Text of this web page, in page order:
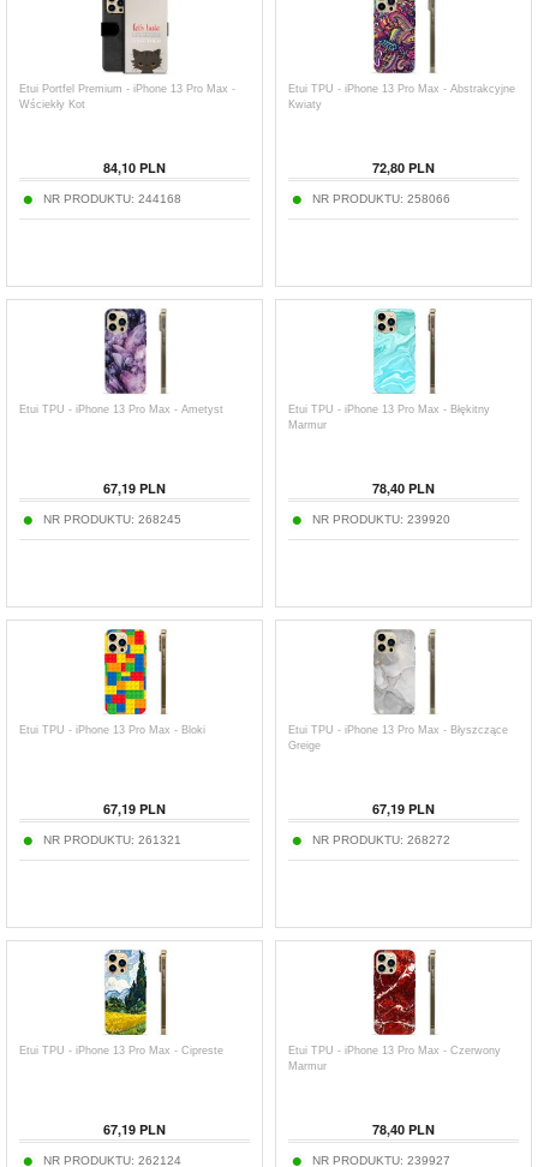
Etui Portfel Premium - iPhone 13 Pro Max -
Wściekły Kot
84,10 PLN
NR PRODUKTU: 244168
Etui TPU - iPhone 13 Pro Max - Abstrakcyjne
Kwiaty
72,80 PLN
NR PRODUKTU: 258066
Etui TPU - iPhone 13 Pro Max - Ametyst
67,19 PLN
NR PRODUKTU: 268245
Etui TPU - iPhone 13 Pro Max - Błękitny
Marmur
78,40 PLN
NR PRODUKTU: 239920
Etui TPU - iPhone 13 Pro Max - Bloki
67,19 PLN
NR PRODUKTU: 261321
Etui TPU - iPhone 13 Pro Max - Błyszczące
Greige
67,19 PLN
NR PRODUKTU: 268272
Etui TPU - iPhone 13 Pro Max - Cipreste
67,19 PLN
NR PRODUKTU: 262124
Etui TPU - iPhone 13 Pro Max - Czerwony
Marmur
78,40 PLN
NR PRODUKTU: 239927